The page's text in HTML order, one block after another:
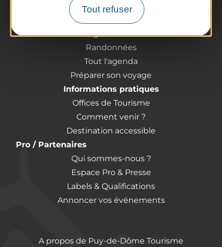
Tout refuser
La destination
Nos incontournables
L'Auvergne des Volcans
Randonnées
Tout l'agenda
Préparer son voyage
Informations pratiques
Offices de Tourisme
Comment venir ?
Destination accessible
Pro / Partenaires
Qui sommes-nous ?
Espace Pro & Presse
Labels & Qualifications
Annoncer vos événements
A propos de Puy-de-Dôme Tourisme